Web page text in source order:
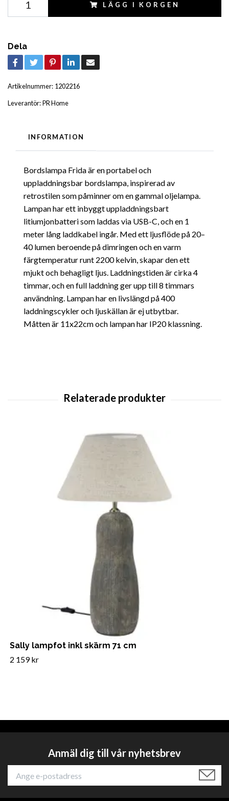
LÄGG I KORGEN
Dela
Artikelnummer: 1202216
Leverantör:PR Home
INFORMATION
Bordslampa Frida är en portabel och
uppladdningsbar bordslampa, inspirerad av
retrostilen som påminner om en gammal oljelampa.
Lampan har ett inbyggt uppladdningsbart
litiumjonbatteri som laddas via USB-C, och en 1
meter lång laddkabel ingår. Med ett ljusflöde på 20–
40 lumen beroende på dimringen och en varm
färgtemperatur runt 2200 kelvin, skapar den ett
mjukt och behagligt ljus. Laddningstiden är cirka 4
timmar, och en full laddning ger upp till 8 timmars
användning. Lampan har en livslängd på 400
laddningscykler och ljuskällan är ej utbytbar.
Måtten är 11x22cm och lampan har IP20 klassning.
Sally lampfot inkl skärm 71 cm
2 159 kr
Anmäl dig till vår nyhetsbrev